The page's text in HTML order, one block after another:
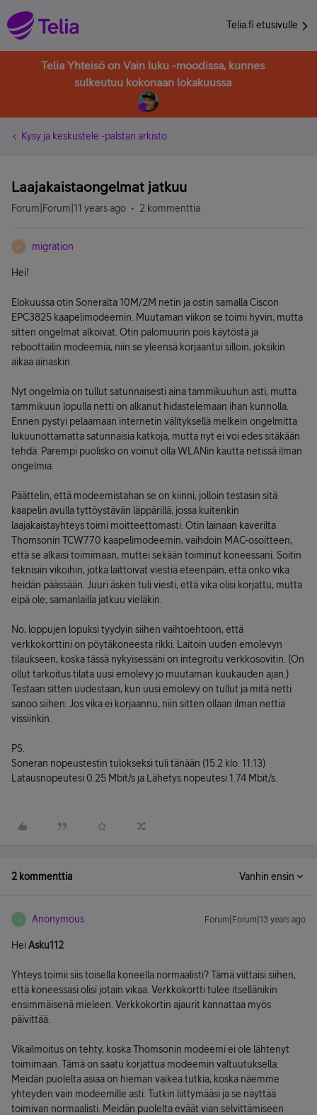
Telia.fi etusivulle
Telia Yhteisö on Vain luku -moodissa, kunnes
sulkeutuu kokonaan lokakuussa
Kysy ja keskustele -palstan arkisto
Laajakaistaongelmat jatkuu
Forum|Forum|11 years ago 2 kommenttia
M migration
Hei!
Elokuussa otin Soneralta 10M/2M netin ja ostin samalla Ciscon
EPC3825 kaapelimodeemin. Muutaman viikon se toimi hyvin, mutta
sitten ongelmat alkoivat. Otin palomuurin pois käytöstä ja
reboottailin modeemia, niin se yleensä korjaantui silloin, joksikin
aikaa ainaskin.
Nyt ongelmia on tullut satunnaisesti aina tammikuuhun asti, mutta
tammikuun lopulla netti on alkanut hidastelemaan ihan kunnolla.
Ennen pystyi pelaamaan internetin välityksellä melkein ongelmitta
lukuunottamatta satunnaisia katkoja, mutta nyt ei voi edes sitäkään
tehdä. Parempi puolisko on voinut olla WLANin kautta netissä ilman
ongelmia.
Päättelin, että modeemistahan se on kiinni, jolloin testasin sitä
kaapelin avulla tyttöystävän läppärillä, jossa kuitenkin
laajakaistayhteys toimi moitteettomasti. Otin lainaan kaverilta
Thomsonin TCW770 kaapelimodeemin, vaihdoin MAC-osoitteen,
että se alkaisi toimimaan, muttei sekään toiminut koneessani. Soitin
teknisiin vikoihin, jotka laittoivat viestiä eteenpäin, että onko vika
heidän päässään. Juuri äsken tuli viesti, että vika olisi korjattu, mutta
eipä ole; samanlailla jatkuu vieläkin.
No, loppujen lopuksi tyydyin siihen vaihtoehtoon, että
verkkokorttini on pöytäkoneesta rikki. Laitoin uuden emolevyn
tilaukseen, koska tässä nykyisessäni on integroitu verkkosovitin. (On
ollut tarkoitus tilata uusi emolevy jo muutaman kuukauden ajan.)
Testaan sitten uudestaan, kun uusi emolevy on tullut ja mitä netti
sanoo siihen. Jos vika ei korjaannu, niin sitten ollaan ilman nettiä
vissiinkin.
PS.
Soneran nopeustestin tulokseksi tuli tänään (15.2 klo. 11:13)
Latausnopeutesi 0.25 Mbit/s ja Lähetys nopeutesi 1.74 Mbit/s.
2 kommenttia Vanhin ensin
A Anonymous Forum|Forum|13 years ago
HeiAsku112
Yhteys toimii siis toisella koneella normaalisti? Tämä viittaisi siihen,
että koneessasi olisi jotain vikaa. Verkkokortti tulee itsellänikin
ensimmäisenä mieleen. Verkkokortin ajaurit kannattaa myös
päivittää.
Vikailmoitus on tehty, koska Thomsonin modeemi ei ole lähtenyt
toimimaan. Tämä on saatu korjattua modeemin valtuutuksella.
Meidän puolelta asiaa on hieman vaikea tutkia, koska näemme
yhteyden vain modeemille asti. Tutkin liittymääsi ja se näyttää
toimivan normaalisti. Meidän puolelta eväät vian selvittämiseen